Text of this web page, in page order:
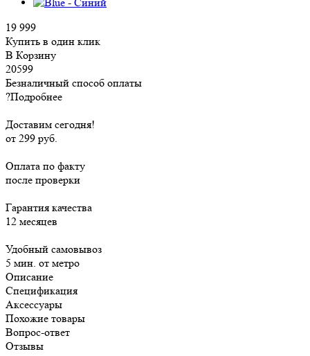
19 999
Купить в один клик
В Корзину
20599
Безналичный способ оплаты
?Подробнее
Доставим сегодня!
от 299 руб.
Оплата по факту
после проверки
Гарантия качества
12 месяцев
Удобный самовывоз
5 мин. от метро
Описание
Спецификация
Аксессуары
Похожие товары
Вопрос-ответ
Отзывы